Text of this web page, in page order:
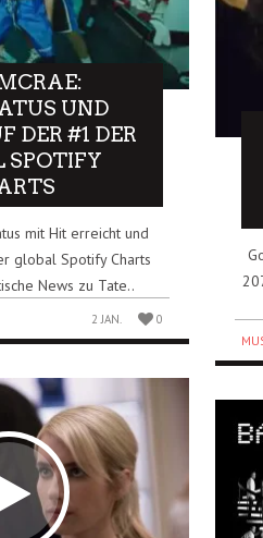
UND
DER #1 DER
SPOTIFY
mit Hit erreicht und
global Spotify Charts
News zu Tate..
2 JAN. 0